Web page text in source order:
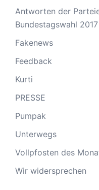
Antworten der
Bundestagswahl 2017
Fakenews
Feedback
Kurti
PRESSE
Pumpak
Unterwegs
Vollpfosten des
Wir widersprechen